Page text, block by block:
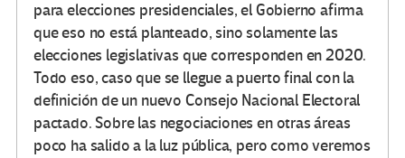
para elecciones presidenciales, el Gobierno afirma
que eso no está planteado, sino solamente las
elecciones legislativas que corresponden en 2020.
Todo eso, caso que se llegue a puerto final con la
definición de un nuevo Consejo Nacional Electoral
pactado. Sobre las negociaciones en otras áreas
poco ha salido a la luz pública, pero como veremos